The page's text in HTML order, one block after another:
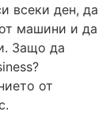
всеки ден, да
машини и да
Защо да
от